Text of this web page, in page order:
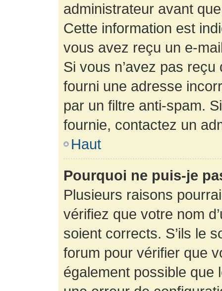
administrateur avant
Cette information est
vous avez reçu un e-
Si vous n’avez pas
fourni une adresse
par un filtre anti-spam.
fournie, contactez un
Haut
Pourquoi ne puis-je
Plusieurs raisons
vérifiez que votre nom
soient corrects. S’ils le
forum pour vérifier que
également possible que